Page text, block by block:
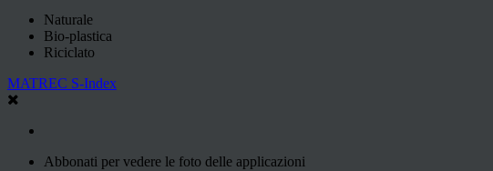
Naturale
Bio-plastica
Riciclato
MATREC S-Index
Abbonati per vedere le foto delle applicazioni